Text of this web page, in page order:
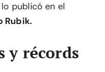
publicó en el
Rubik.
y récords